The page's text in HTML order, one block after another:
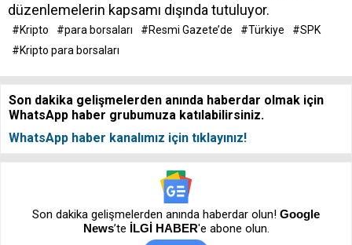
düzenlemelerin kapsamı dışında tutuluyor.
#Kripto #para borsaları #Resmi Gazete’de #Türkiye
#SPK
#Kripto para borsaları
Son dakika gelişmelerden anında haberdar olmak için
WhatsApp haber grubumuza katılabilirsiniz.
WhatsApp haber kanalımız için tıklayınız!
Son dakika gelişmelerden anında haberdar olun! Google
News’te İLGİ HABER'e abone olun.